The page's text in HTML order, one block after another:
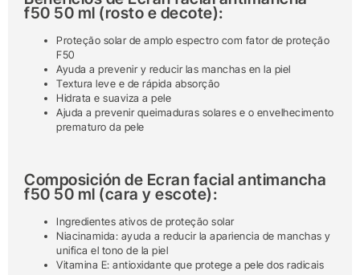
f50 50 ml (rosto e decote):
Proteção solar de amplo espectro com fator de proteção
F50
Ayuda a prevenir y reducir las manchas en la piel
Textura leve e de rápida absorção
Hidrata e suaviza a pele
Ajuda a prevenir queimaduras solares e o envelhecimento
prematuro da pele
Composición de Ecran facial antimancha
f50 50 ml (cara y escote):
Ingredientes ativos de proteção solar
Niacinamida: ayuda a reducir la apariencia de manchas y
unifica el tono de la piel
Vitamina E: antioxidante que protege a pele dos radicais